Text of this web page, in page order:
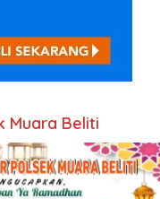
Muara Beliti